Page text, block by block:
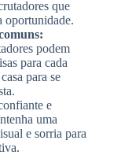
que
oportunidade.
podem
para cada
para se
e
uma
e sorria para